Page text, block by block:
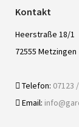
Kontakt
Heerstraße 18/1
72555 Metzingen
Telefon: 07123
Email: